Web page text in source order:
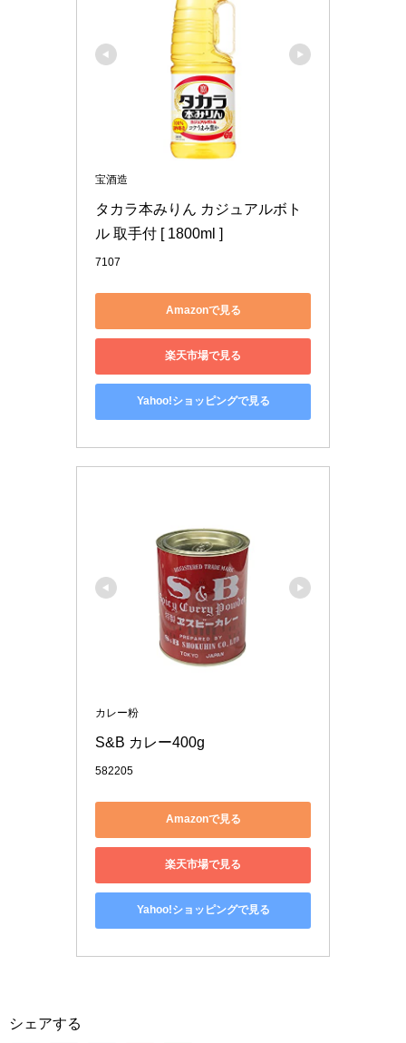
宝酒造
タカラ本みりん カジュアルボト
ル 取手付 [ 1800ml ]
7107
Amazonで見る
楽天市場で見る
Yahoo!ショッピングで見る
カレー粉
S&B カレー400g
582205
Amazonで見る
楽天市場で見る
Yahoo!ショッピングで見る
シェアする